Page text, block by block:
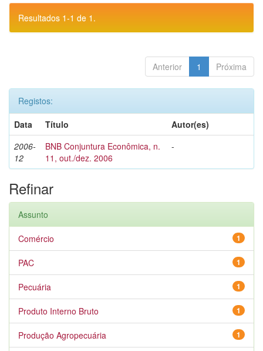
Resultados 1-1 de 1.
Anterior 1 Próxima
Registos:
Data
Título
Autor(es)
2006-
12
BNB Conjuntura Econômica, n.
11, out./dez. 2006
-
Refinar
Assunto
1
Comércio
1
PAC
1
Pecuária
1
Produto Interno Bruto
1
Produção Agropecuária